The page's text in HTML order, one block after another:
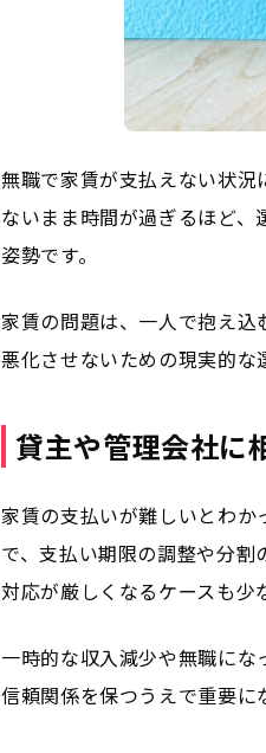
無職で家賃が支払えない状況
ないまま時間が過ぎるほど
姿勢です。
家賃の問題は、一人で抱え
悪化させないための現実的な
貸主や管理会社に
家賃の支払いが難しいとわか
で、支払い期限の調整や分割
対応が厳しくなるケースも少
一時的な収入減少や無職にな
信頼関係を保つうえで重要に